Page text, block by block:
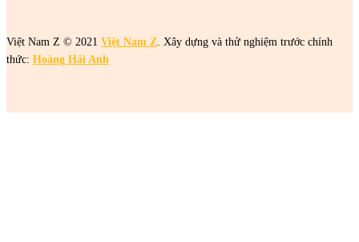
Việt Nam Z © 2021 Việt Nam Z . Xây dựng và thử nghiệm trước chính
thức: Hoàng Hải Anh